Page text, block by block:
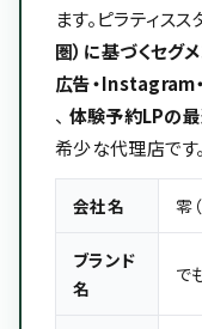
ます。ピラティス
圏）に基づくセグ
広告・Instagram
、 体験予約LPの
希少な代理店です。
会社名 零
ブランド
名
で